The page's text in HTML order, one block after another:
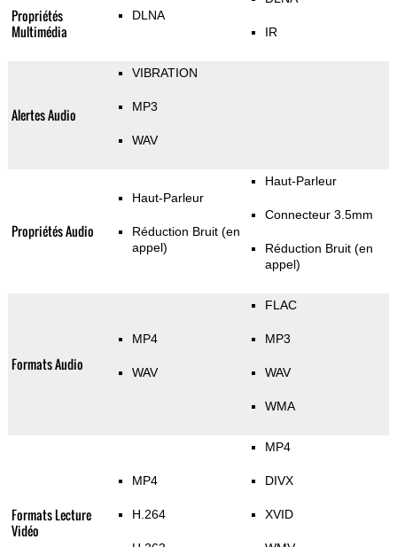
Propriétés
Multimédia
DLNA
IR
Alertes Audio
VIBRATION
MP3
WAV
Propriétés Audio
Haut-Parleur
Réduction Bruit (en
appel)
Haut-Parleur
Connecteur 3.5mm
Réduction Bruit (en
appel)
Formats Audio
MP4
WAV
FLAC
MP3
WAV
WMA
Formats Lecture
Vidéo
MP4
H.264
MP4
DIVX
XVID